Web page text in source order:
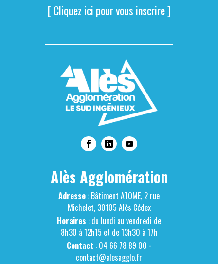
[ Cliquez ici pour vous inscrire ]
Alès Agglomération
Adresse : Bâtiment ATOME, 2 rue
Michelet, 30105 Alès Cédex
Horaires : du lundi au vendredi de
8h30 à 12h15 et de 13h30 à 17h
Contact : 04 66 78 89 00 -
contact@alesagglo.fr